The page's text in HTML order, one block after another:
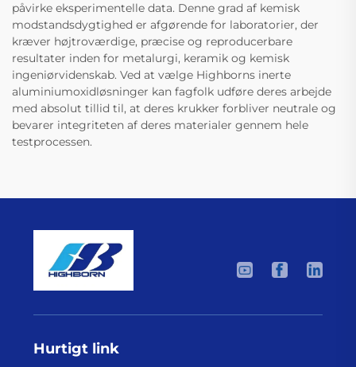
påvirke eksperimentelle data. Denne grad af kemisk
modstandsdygtighed er afgørende for laboratorier, der
kræver højtroværdige, præcise og reproducerbare
resultater inden for metalurgi, keramik og kemisk
ingeniørvidenskab. Ved at vælge Highborns inerte
aluminiumoxidløsninger kan fagfolk udføre deres arbejde
med absolut tillid til, at deres krukker forbliver neutrale og
bevarer integriteten af deres materialer gennem hele
testprocessen.
Hurtigt link